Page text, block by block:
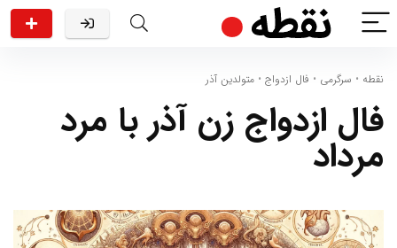
نقطه • سرگرمی • فال ازدواج • متولدین آذر
فال ازدواج زن آذر با مرد
مرداد